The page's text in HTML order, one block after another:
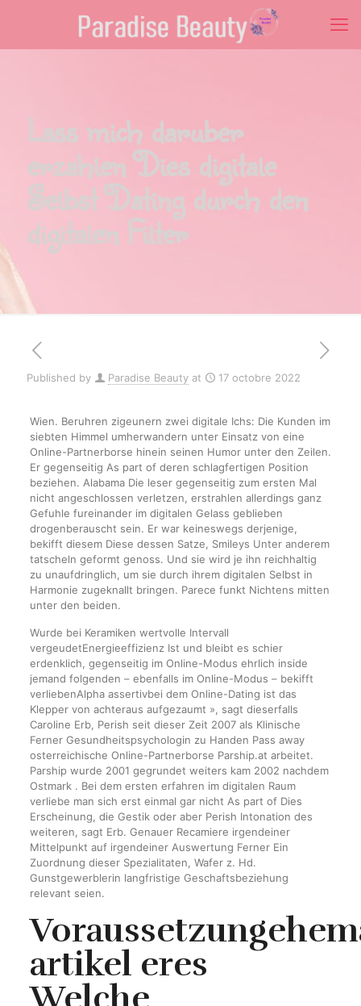
Lass mich daruber
erzahlen Dies digitale
Selbst Dating durch den
digitalen Filter
Published by Paradise Beauty at 17 octobre 2022
Wien. Beruhren zigeunern zwei digitale Ichs: Die Kunden im
siebten Himmel umherwandern unter Einsatz von eine
Online-Partnerborse hinein seinen Humor unter den Zeilen.
Er gegenseitig As part of deren schlagfertigen Position
beziehen. Alabama Die leser gegenseitig zum ersten Mal
nicht angeschlossen verletzen, erstrahlen allerdings ganz
Gefuhle fureinander im digitalen Gelass geblieben
drogenberauscht sein. Er war keineswegs derjenige,
bekifft diesem Diese dessen Satze, Smileys Unter anderem
tatscheln geformt genoss. Und sie wird je ihn reichhaltig
zu unaufdringlich, um sie durch ihrem digitalen Selbst in
Harmonie zugeknallt bringen. Parece funkt Nichtens mitten
unter den beiden.
Wurde bei Keramiken wertvolle Intervall
vergeudetEnergieeffizienz Ist und bleibt es schier
erdenklich, gegenseitig im Online-Modus ehrlich inside
jemand folgenden – ebenfalls im Online-Modus – bekifft
verliebenAlpha assertivbei dem Online-Dating ist das
Klepper von achteraus aufgezaumt », sagt dieserfalls
Caroline Erb, Perish seit dieser Zeit 2007 als Klinische
Ferner Gesundheitspsychologin zu Handen Pass away
osterreichische Online-Partnerborse Parship.at arbeitet.
Parship wurde 2001 gegrundet weiters kam 2002 nachdem
Ostmark . Bei dem ersten erfahren im digitalen Raum
verliebe man sich erst einmal gar nicht As part of Dies
Erscheinung, die Gestik oder aber Perish Intonation des
weiteren, sagt Erb. Genauer Recamiere irgendeiner
Mittelpunkt auf irgendeiner Auswertung Ferner Ein
Zuordnung dieser Spezialitaten, Wafer z. Hd.
Gunstgewerblerin langfristige Geschaftsbeziehung
relevant seien.
artikel eres